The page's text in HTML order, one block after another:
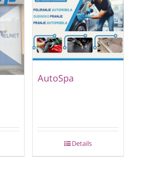
AutoSpa
Details